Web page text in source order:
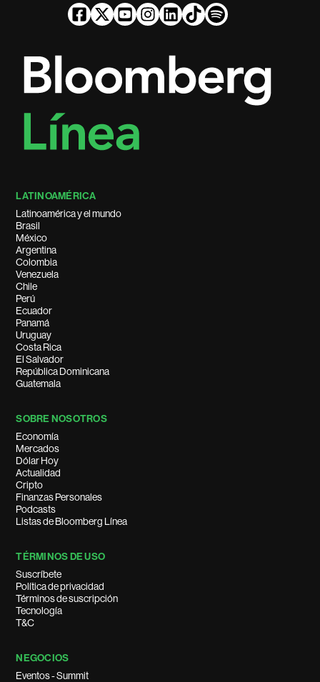
LATINOAMÉRICA
Latinoamérica y el mundo
Brasil
México
Argentina
Colombia
Venezuela
Chile
Perú
Ecuador
Panamá
Uruguay
Costa Rica
El Salvador
República Dominicana
Guatemala
SOBRE NOSOTROS
Economía
Mercados
Dólar Hoy
Actualidad
Cripto
Finanzas Personales
Podcasts
Listas de Bloomberg Línea
TÉRMINOS DE USO
Suscríbete
Política de privacidad
Términos de suscripción
Tecnología
T&C
NEGOCIOS
Eventos - Summit